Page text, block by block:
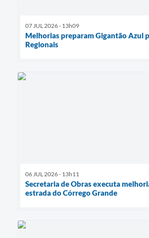
07 JUL 2026 - 13h09
Melhorias preparam Gigantão Azul
Regionais
06 JUL 2026 - 13h11
Secretaria de Obras executa
estrada do Córrego Grande